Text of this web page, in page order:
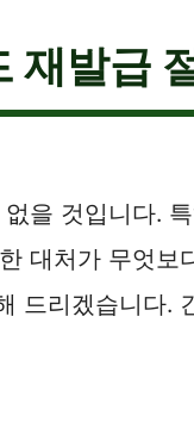
재발급
을 것입니다.
대처가 무엇보
드리겠습니다.